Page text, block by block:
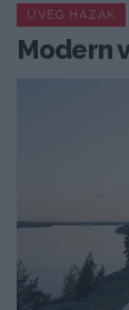
ÜVEG HÁZAK
Modern